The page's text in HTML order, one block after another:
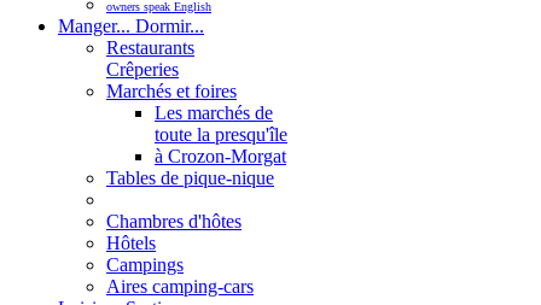
owners speak English
Manger... Dormir...
Restaurants
Crêperies
Marchés et foires
Les marchés de
toute la presqu'île
à Crozon-Morgat
Tables de pique-nique
Chambres d'hôtes
Hôtels
Campings
Aires camping-cars